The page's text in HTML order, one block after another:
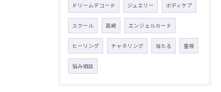
ドリームデコード ジュエリー ボディケア
スクール 高崎 エンジェルカード
ヒーリング チャネリング 当たる 霊視
悩み相談